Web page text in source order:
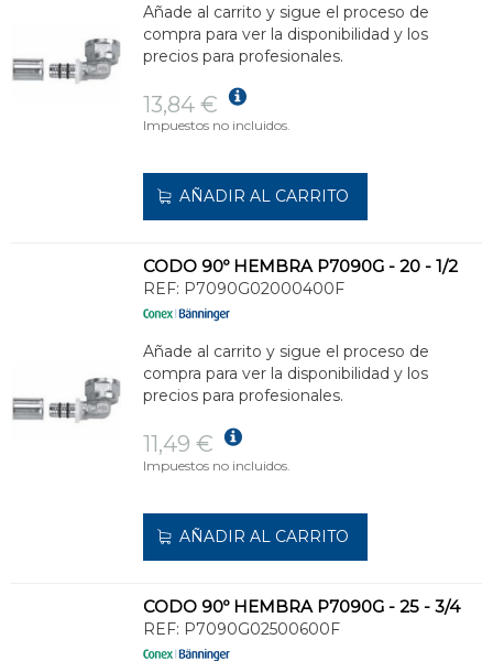
Añade al carrito y sigue el proceso de
compra para ver la disponibilidad y los
precios para profesionales.
13,84 €
Impuestos no incluidos.
AÑADIR AL CARRITO
CODO 90º HEMBRA P7090G - 20 - 1/2
REF: P7090G02000400F
Añade al carrito y sigue el proceso de
compra para ver la disponibilidad y los
precios para profesionales.
11,49 €
Impuestos no incluidos.
AÑADIR AL CARRITO
CODO 90º HEMBRA P7090G - 25 - 3/4
REF: P7090G02500600F